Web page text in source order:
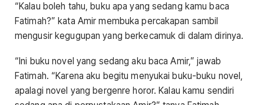
“Kalau boleh tahu, buku apa yang sedang kamu baca
Fatimah?” kata Amir membuka percakapan sambil
mengusir kegugupan yang berkecamuk di dalam dirinya.
“Ini buku novel yang sedang aku baca Amir,” jawab
Fatimah. “Karena aku begitu menyukai buku-buku novel,
apalagi novel yang bergenre horor. Kalau kamu sendiri